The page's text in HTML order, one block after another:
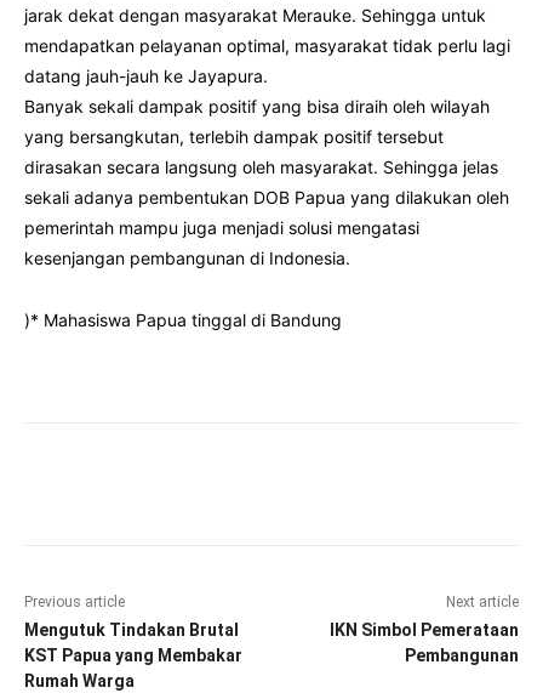
jarak dekat dengan masyarakat Merauke. Sehingga untuk
mendapatkan pelayanan optimal, masyarakat tidak perlu lagi
datang jauh-jauh ke Jayapura.
Banyak sekali dampak positif yang bisa diraih oleh wilayah
yang bersangkutan, terlebih dampak positif tersebut
dirasakan secara langsung oleh masyarakat. Sehingga jelas
sekali adanya pembentukan DOB Papua yang dilakukan oleh
pemerintah mampu juga menjadi solusi mengatasi
kesenjangan pembangunan di Indonesia.
)* Mahasiswa Papua tinggal di Bandung
Previous article
Mengutuk Tindakan Brutal
KST Papua yang Membakar
Rumah Warga
Next article
IKN Simbol Pemerataan
Pembangunan